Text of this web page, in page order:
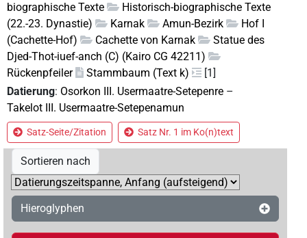
biographische Texte
Historisch-biographische Texte
(22.-23. Dynastie)
Karnak Amun-Bezirk
Hof I
(Cachette-Hof)
Cachette von Karnak
Statue des
Djed-Thot-iuef-anch (C) (Kairo CG 42211)
Rückenpfeiler
Stammbaum (Text k)
[1]
Datierung: Osorkon III. Usermaatre-Setepenre –
Takelot III. Usermaatre-Setepenamun
Satz-Seite/Zitation Satz Nr. 1 im Ko(n)text
Sortieren nach
Hieroglyphen